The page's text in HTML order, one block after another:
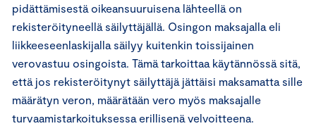
pidättämisestä oikeansuuruisena lähteellä on
rekisteröityneellä säilyttäjällä. Osingon maksajalla eli
liikkeeseenlaskijalla säilyy kuitenkin toissijainen
verovastuu osingoista. Tämä tarkoittaa käytännössä sitä,
että jos rekisteröitynyt säilyttäjä jättäisi maksamatta sille
määrätyn veron, määrätään vero myös maksajalle
turvaamistarkoituksessa erillisenä velvoitteena.